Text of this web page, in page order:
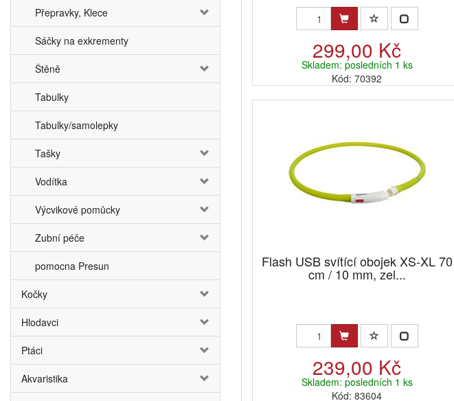
Přepravky, Klece
Sáčky na exkrementy
Štěně
Tabulky
Tabulky/samolepky
Tašky
Vodítka
Výcvikové pomůcky
Zubní péče
pomocna Presun
Kočky
Hlodavci
Ptáci
Akvaristika
299,00 Kč
Skladem: posledních 1 ks
Kód: 70392
Flash USB svítící obojek XS-XL 70
cm / 10 mm, zel...
239,00 Kč
Skladem: posledních 1 ks
Kód: 83604